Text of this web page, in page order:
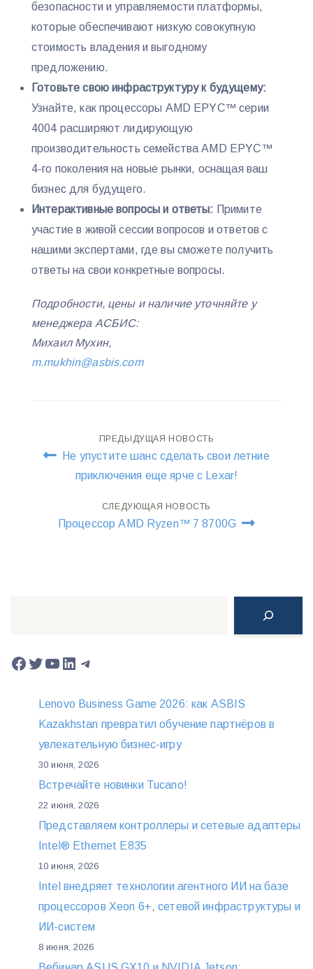
безопасности и управляемости платформы,
которые обеспечивают низкую совокупную
стоимость владения и выгодному
предложению.
Готовьте свою инфраструктуру к будущему:
Узнайте, как процессоры AMD EPYC™ серии
4004 расширяют лидирующую
производительность семейства AMD EPYC™
4-го поколения на новые рынки, оснащая ваш
бизнес для будущего.
Интерактивные вопросы и ответы: Примите
участие в живой сессии вопросов и ответов с
нашими экспертами, где вы сможете получить
ответы на свои конкретные вопросы.
Подробности, цены и наличие уточняйте у
менеджера АСБИС:
Михаил Мухин,
m.mukhin@asbis.com
Навигация
записям
ПРЕДЫДУЩАЯ НОВОСТЬ
Не упустите шанс сделать свои летние
приключения еще ярче с Lexar!
СЛЕДУЮЩАЯ НОВОСТЬ
Процессор AMD Ryzen™ 7 8700G
Facebook
Twitter
YouTube
LinkedIn
Telegram
Lenovo Business Game 2026: как ASBIS
Kazakhstan превратил обучение партнёров в
увлекательную бизнес-игру
30 июня, 2026
Встречайте новинки Tucano!
22 июня, 2026
Представляем контроллеры и сетевые адаптеры
Intel® Ethernet E835
10 июня, 2026
Intel внедряет технологии агентного ИИ на базе
процессоров Xeon 6+, сетевой инфраструктуры и
ИИ-систем
8 июня, 2026